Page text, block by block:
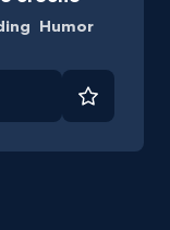
Humor
Favoriet